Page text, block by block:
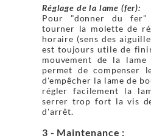
Réglage de la lame (fer):
Pour "donner du
tourner la molette de
horaire (sens des
est toujours utile de
mouvement de la
permet de compenser
d'empêcher la lame de
régler facilement la
serrer trop fort la vis
d'arrêt.
3 - Maintenance :